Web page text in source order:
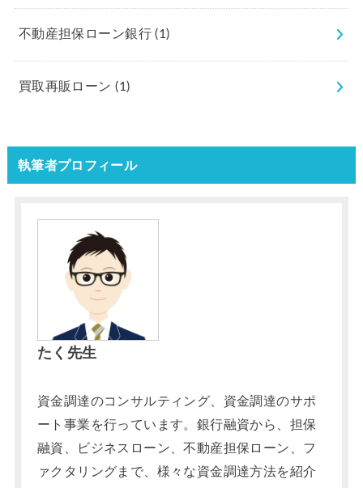
不動産担保ローン銀行(1)
買取再販ローン(1)
執筆者プロフィール
たく先生
資金調達のコンサルティング、資金調達のサポ
ート事業を行っています。銀行融資から、担保
融資、ビジネスローン、不動産担保ローン、フ
ァクタリングまで、様々な資金調達方法を紹介